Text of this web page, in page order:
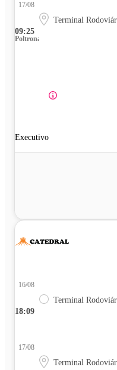
09:25
17/08
Terminal
Poltrona
Executivo
18:09
16/08
Terminal
17/08
Terminal